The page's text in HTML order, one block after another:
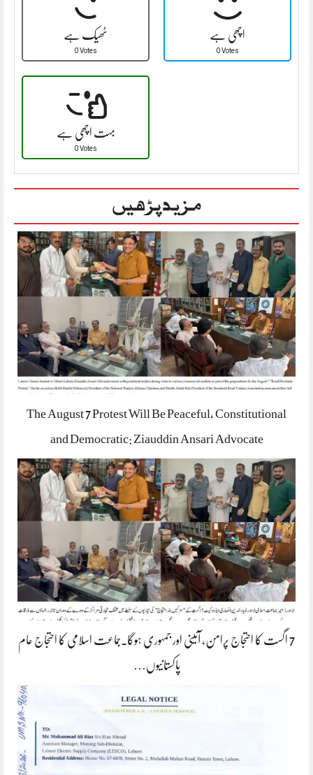
ٹھیک ہے
0 Votes
اچھی ہے
0 Votes
بہت اچھی ہے
0 Votes
مزید پڑھیں
The August 7 Protest Will Be Peaceful, Constitutional
and Democratic: Ziauddin Ansari Advocate
7 اگست کا احتجاج پرامن، آئینی اور جمہوری ہوگا۔جماعت اسلامی کا احتجاج عام
پاکستانیوں…